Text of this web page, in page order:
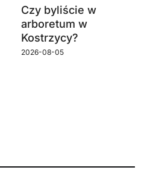
Czy byliście w
arboretum w
Kostrzycy?
2026-08-05